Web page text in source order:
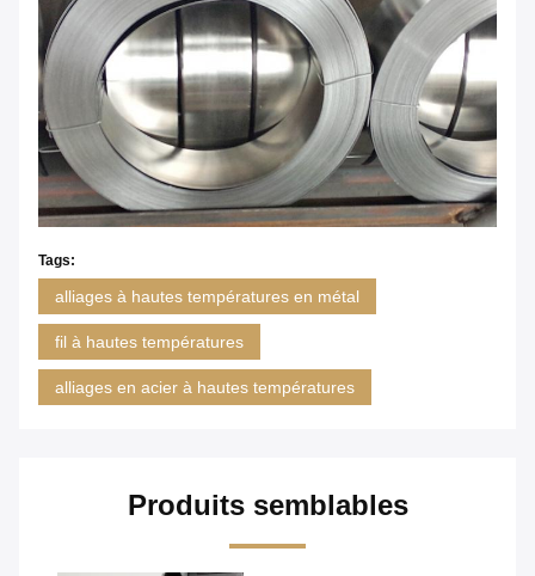
Tags:
alliages à hautes températures en métal
fil à hautes températures
alliages en acier à hautes températures
Produits semblables